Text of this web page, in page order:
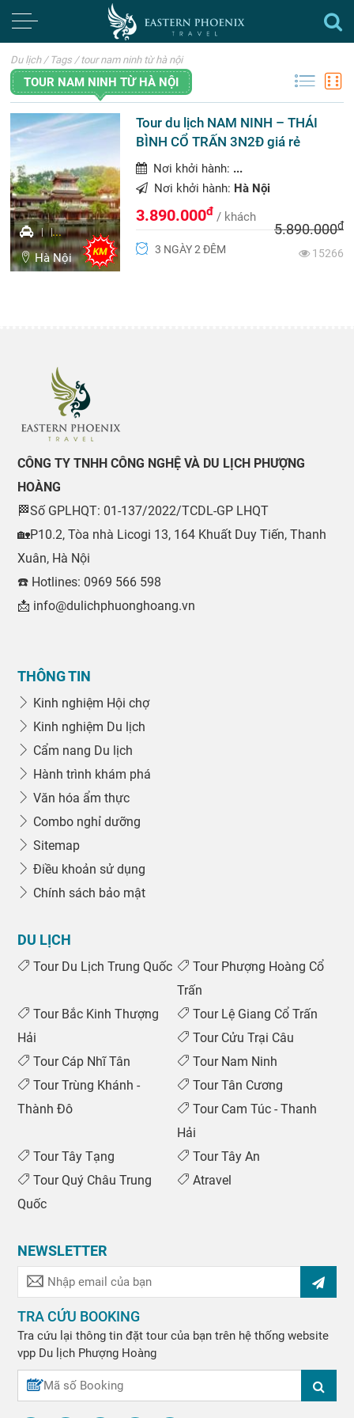
Du lịch / Tags / tour nam ninh từ hà nội
TOUR NAM NINH TỪ HÀ NỘI
...
Hà Nội
Tour du lịch NAM NINH – THÁI
BÌNH CỔ TRẤN 3N2Đ giá rẻ
Nơi khởi hành: ...
Nơi khởi hành: Hà Nội
3.890.000đ / khách
5.890.000đ
3 NGÀY 2 ĐÊM
15266
CÔNG TY TNHH CÔNG NGHỆ VÀ DU LỊCH PHƯỢNG
HOÀNG
🏁Số GPLHQT: 01-137/2022/TCDL-GP LHQT
🏡P10.2, Tòa nhà Licogi 13, 164 Khuất Duy Tiến, Thanh
Xuân, Hà Nội
☎️ Hotlines: 0969 566 598
📩 info@dulichphuonghoang.vn
THÔNG TIN
Kinh nghiệm Hội chợ
Kinh nghiệm Du lịch
Cẩm nang Du lịch
Hành trình khám phá
Văn hóa ẩm thực
Combo nghỉ dưỡng
Sitemap
Điều khoản sử dụng
Chính sách bảo mật
DU LỊCH
Tour Du Lịch Trung Quốc
Tour Phượng Hoàng Cổ
Trấn
Tour Bắc Kinh Thượng
Hải
Tour Lệ Giang Cổ Trấn
Tour Cửu Trại Câu
Tour Cáp Nhĩ Tân
Tour Nam Ninh
Tour Trùng Khánh -
Thành Đô
Tour Tân Cương
Tour Cam Túc - Thanh
Hải
Tour Tây Tạng
Tour Tây An
Tour Quý Châu Trung
Quốc
Atravel
NEWSLETTER
TRA CỨU BOOKING
Tra cứu lại thông tin đặt tour của bạn trên hệ thống website
vpp Du lịch Phượng Hoàng